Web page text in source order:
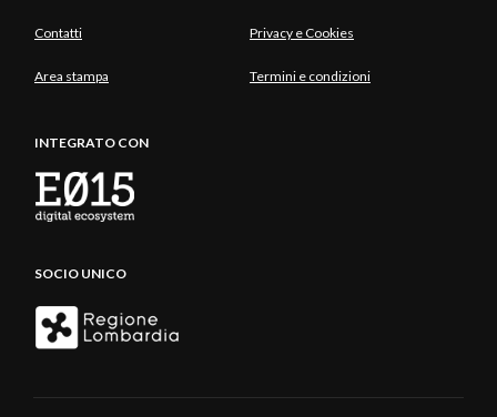
Contatti Privacy e Cookies
Area stampa Termini e condizioni
INTEGRATO CON
SOCIO UNICO